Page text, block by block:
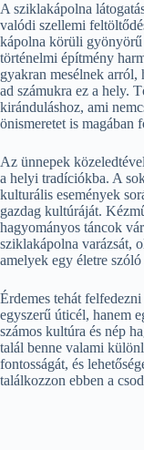
A sziklakápolna
valódi szellemi
kápolna körüli gyönyörű
történelmi építmény
gyakran mesélnek
ad számukra ez a hely.
kiránduláshoz, ami
önismeretet is magában
Az ünnepek
a helyi tradíciókba. A
kulturális események
gazdag kultúráját.
hagyományos táncok
sziklakápolna varázsát,
amelyek egy életre
Érdemes tehát
egyszerű úticél, hanem
számos kultúra és nép
talál benne valami
fontosságát, és
találkozzon ebben a